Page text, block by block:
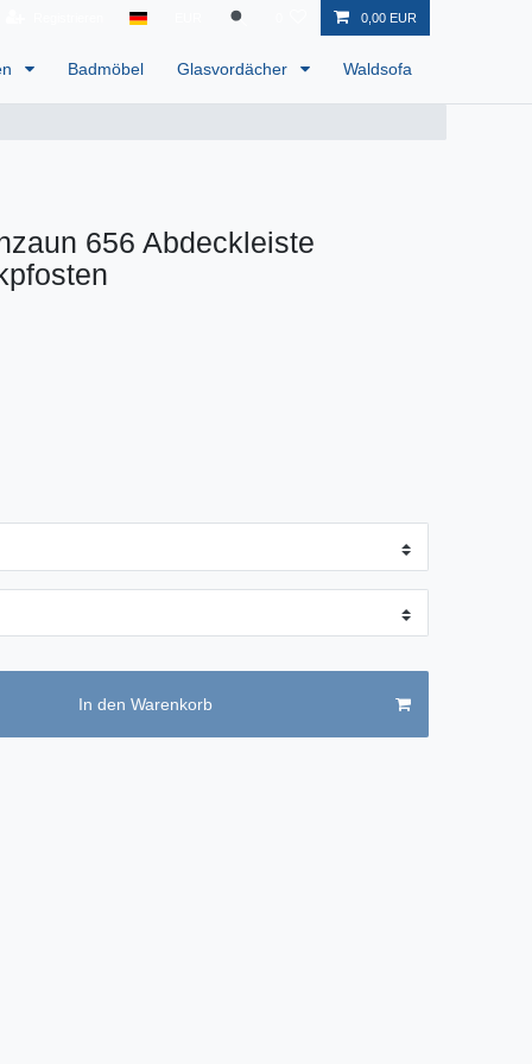
0,00 EUR
Badmöbel Glasvordächer Waldsofa
656 Abdeckleiste
In den Warenkorb